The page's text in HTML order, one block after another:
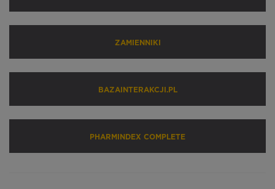
ZAMIENNIKI
BAZAINTERAKCJI.PL
PHARMINDEX COMPLETE